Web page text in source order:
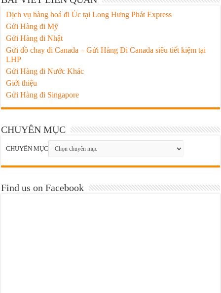
Dịch vụ hàng hoá đi Úc tại Long Hưng Phát Express
Gửi Hàng đi Mỹ
Gửi Hàng đi Nhật
Gửi đồ chay đi Canada – Gửi Hàng Đi Canada siêu tiết kiệm tại
LHP
Gửi Hàng đi Nước Khác
Giới thiệu
Gửi Hàng đi Singapore
CHUYÊN MỤC
CHUYÊN MỤC
Find us on Facebook